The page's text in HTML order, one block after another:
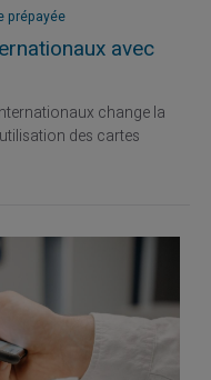
prépayée
avec
change la
des cartes